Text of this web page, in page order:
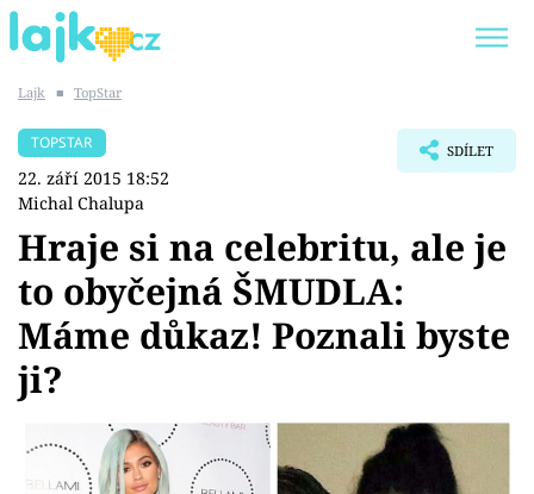
SHOPAHOLICADEL
Témata
Showbyznys
Youtubeři
Virály
Lajk ■ TopStar
TOPSTAR
22. září 2015 18:52
Michal Chalupa
SDÍLET
Hraje si na celebritu, ale je
to obyčejná ŠMUDLA:
Máme důkaz! Poznali byste
ji?